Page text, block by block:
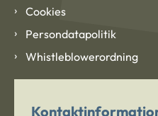
Cookies
Persondatapolitik
Whistleblowerordning